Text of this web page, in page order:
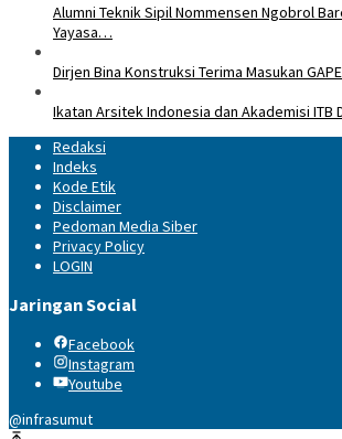
Alumni Teknik Sipil Nommensen Ngobrol
Yayasa…
Dirjen Bina Konstruksi Terima Masukan
Ikatan Arsitek Indonesia dan Akademisi ITB
Redaksi
Indeks
Kode Etik
Disclaimer
Pedoman Media Siber
Privacy Policy
LOGIN
Jaringan Social
Facebook
Instagram
Youtube
@infrasumut